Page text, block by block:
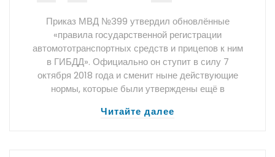
Приказ МВД №399 утвердил обновлённые
«правила государственной регистрации
автомототранспортных средств и прицепов к ним
в ГИБДД». Официально он ступит в силу 7
октября 2018 года и сменит ныне действующие
нормы, которые были утверждены ещё в
Читайте далее